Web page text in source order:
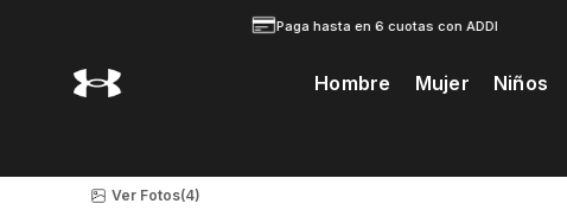
Paga hasta en 6 cuotas con ADDI
Hombre Mujer Niños
Ver Fotos(4)